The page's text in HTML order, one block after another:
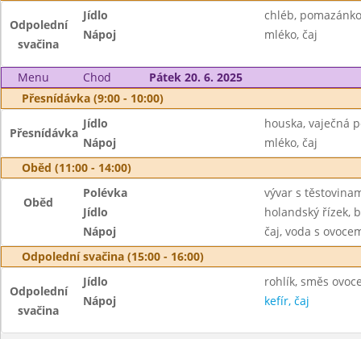
Odpolední
svačina
Jídlo
chléb,
Nápoj
mléko, čaj
Menu Chod
Pátek 20. 6. 2025
Přesnídávka (9:00 - 10:00)
Přesnídávka
Jídlo
houska, vaječná
Nápoj
mléko, čaj
Oběd (11:00 - 14:00)
Oběd
Polévka
vývar s
Jídlo
holandský řízek,
Nápoj
čaj, voda s
Odpolední svačina (15:00 - 16:00)
Odpolední
svačina
Jídlo
rohlík, směs
Nápoj
kefír, čaj